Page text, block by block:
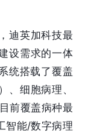
迪英加科技最
设需求的一体
统搭载了覆盖
、细胞病理、
前覆盖病种最
智能/数字病理